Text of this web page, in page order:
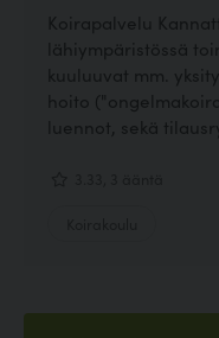
Koirapalvelu
lähiympäristössä
kuuluuvat mm.
hoito
luennot, sekä